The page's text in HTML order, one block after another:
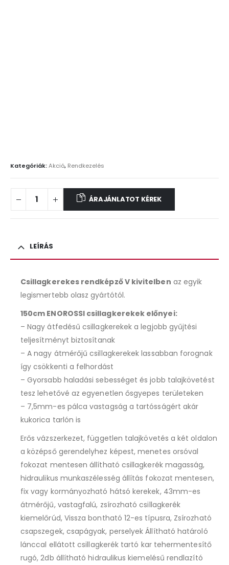
Kategóriák:Akció, Rendkezelés
ÁRAJÁNLATOT KÉREK
LEÍRÁS
Csillagkerekes rendképző V kivitelben az egyik
legismertebb olasz gyártótól.
150cm ENOROSSI csillagkerekek előnyei:
– Nagy átfedésű csillagkerekek a legjobb gyűjtési
teljesítményt biztosítanak
– A nagy átmérőjű csillagkerekek lassabban forognak
így csökkenti a felhordást
– Gyorsabb haladási sebességet és jobb talajkövetést
tesz lehetővé az egyenetlen ősgyepes területeken
– 7,5mm-es pálca vastagság a tartósságért akár
kukorica tarlón is
Erős vázszerkezet, független talajkövetés a két oldalon
a középső gerendelyhez képest, menetes orsóval
fokozat mentesen állítható csillagkerék magasság,
hidraulikus munkaszélesség állítás fokozat mentesen,
fix vagy kormányozható hátsó kerekek, 43mm-es
átmérőjű, vastagfalú, zsírozható csillagkerék
kiemelőrúd, Vissza bontható 12-es típusra, Zsírozható
csapszegek, csapágyak, perselyek Állítható határoló
lánccal ellátott csillagkerék tartó kar tehermentesítő
rugó, 2db állítható hidraulikus kiemelésű rendlazító